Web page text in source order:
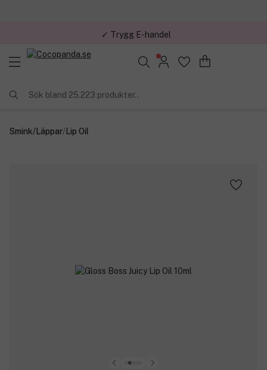
✓ Trygg E-handel
Sök bland 25.223 produkter..
Smink/Läppar/Lip Oil